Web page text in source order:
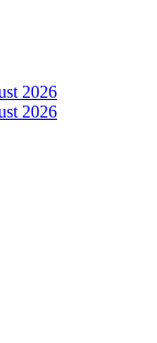
2026
2026